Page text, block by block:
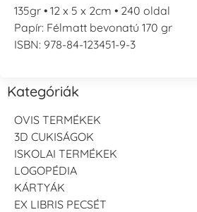
135gr • 12 x 5 x 2cm • 240 oldal
Papír: Félmatt bevonatú 170 gr
ISBN: 978-84-123451-9-3
Kategóriák
OVIS TERMÉKEK
3D CUKISÁGOK
ISKOLAI TERMÉKEK
LOGOPÉDIA
KÁRTYÁK
EX LIBRIS PECSÉT